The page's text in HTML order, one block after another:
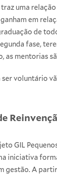
uma
em
de
fase,
as mentorias
servoluntário
GIL
iniciativa
A